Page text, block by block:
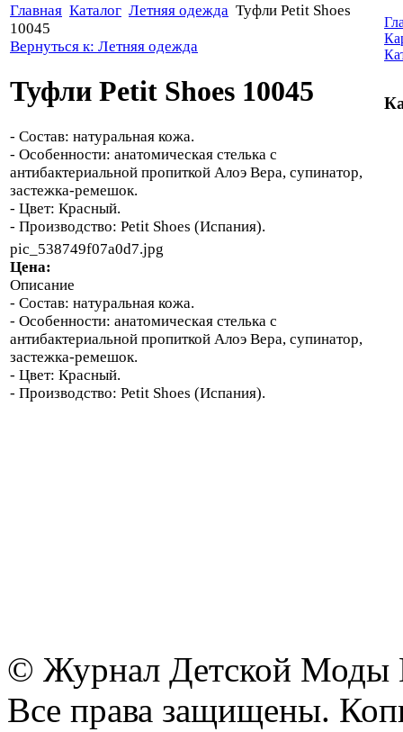
Главная Каталог Летняя одежда Туфли Petit Shoes
10045
Вернуться к: Летняя одежда
Туфли Petit Shoes 10045
- Состав: натуральная кожа.
- Особенности: анатомическая стелька с
антибактериальной пропиткой Алоэ Вера, супинатор,
застежка-ремешок.
- Цвет: Красный.
- Производство: Petit Shoes (Испания).
pic_538749f07a0d7.jpg
Цена:
Описание
- Состав: натуральная кожа.
- Особенности: анатомическая стелька с
антибактериальной пропиткой Алоэ Вера, супинатор,
застежка-ремешок.
- Цвет: Красный.
- Производство: Petit Shoes (Испания).
© Журнал Детской Моды
Все права защищены.